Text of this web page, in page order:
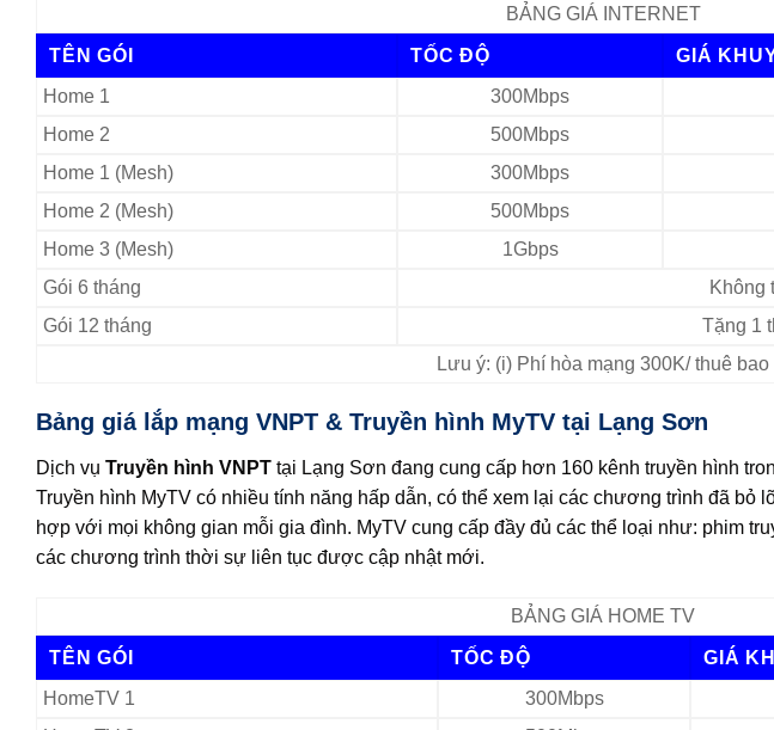
BẢNG GIÁ INTERNET
TÊN GÓI TỐC ĐỘ
GIÁ
Home 1
300Mbps
Home 2
500Mbps
Home 1 (Mesh)
300Mbps
Home 2 (Mesh)
500Mbps
Home 3 (Mesh)
1Gbps
Gói 6 tháng
Không
Gói 12 tháng
Tặng 1
Lưu ý: (i) Phí hòa mạng 300K/ thuê bao
Bảng giá lắp mạng VNPT & Truyền hình MyTV tại Lạng Sơn
Dịch vụ Truyền hình VNPT tại Lạng Sơn đang cung cấp hơn 160 kênh truyền hình
Truyền hình MyTV có nhiều tính năng hấp dẫn, có thể xem lại các chương trình đã bỏ
hợp với mọi không gian mỗi gia đình. MyTV cung cấp đầy đủ các thể loại như: phim
các chương trình thời sự liên tục được cập nhật mới.
BẢNG GIÁ HOME TV
TÊN GÓI TỐC ĐỘ
GIÁ
HomeTV 1
300Mbps